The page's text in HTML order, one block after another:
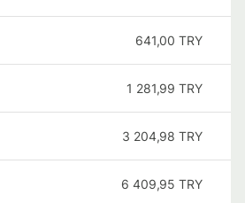
641,00 TRY
1 281,99 TRY
3 204,98 TRY
6 409,95 TRY